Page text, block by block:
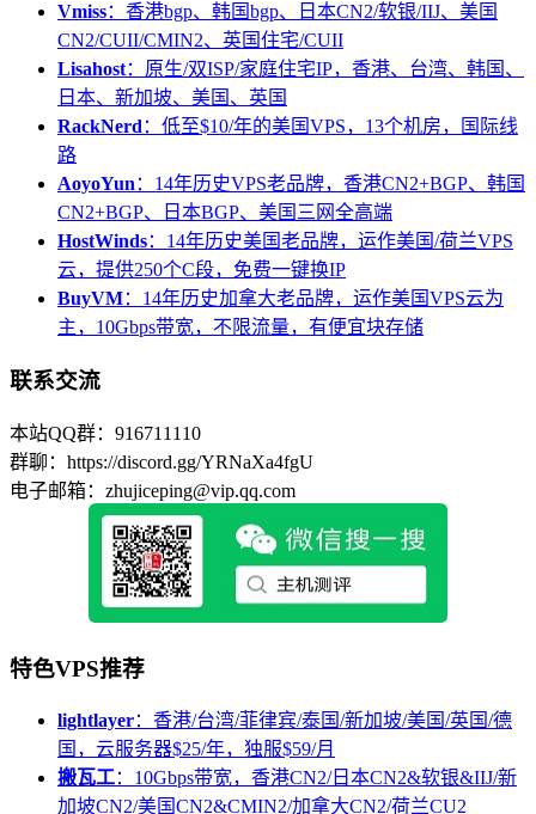
Vmiss：香港bgp、韩国bgp、日本CN2/软银/IIJ、美国
CN2/CUII/CMIN2、英国住宅/CUII
Lisahost：原生/双ISP/家庭住宅IP，香港、台湾、韩国、
日本、新加坡、美国、英国
RackNerd：低至$10/年的美国VPS，13个机房，国际线
路
AoyoYun：14年历史VPS老品牌，香港CN2+BGP、韩国
CN2+BGP、日本BGP、美国三网全高端
HostWinds：14年历史美国老品牌，运作美国/荷兰VPS
云，提供250个C段，免费一键换IP
BuyVM：14年历史加拿大老品牌，运作美国VPS云为
主，10Gbps带宽，不限流量，有便宜块存储
联系交流
本站QQ群：916711110
群聊：https://discord.gg/YRNaXa4fgU
电子邮箱：zhujiceping@vip.qq.com
特色VPS推荐
lightlayer：香港/台湾/菲律宾/泰国/新加坡/美国/英国/德
国，云服务器$25/年，独服$59/月
搬瓦工：10Gbps带宽，香港CN2/日本CN2&软银&IIJ/新
加坡CN2/美国CN2&CMIN2/加拿大CN2/荷兰CU2